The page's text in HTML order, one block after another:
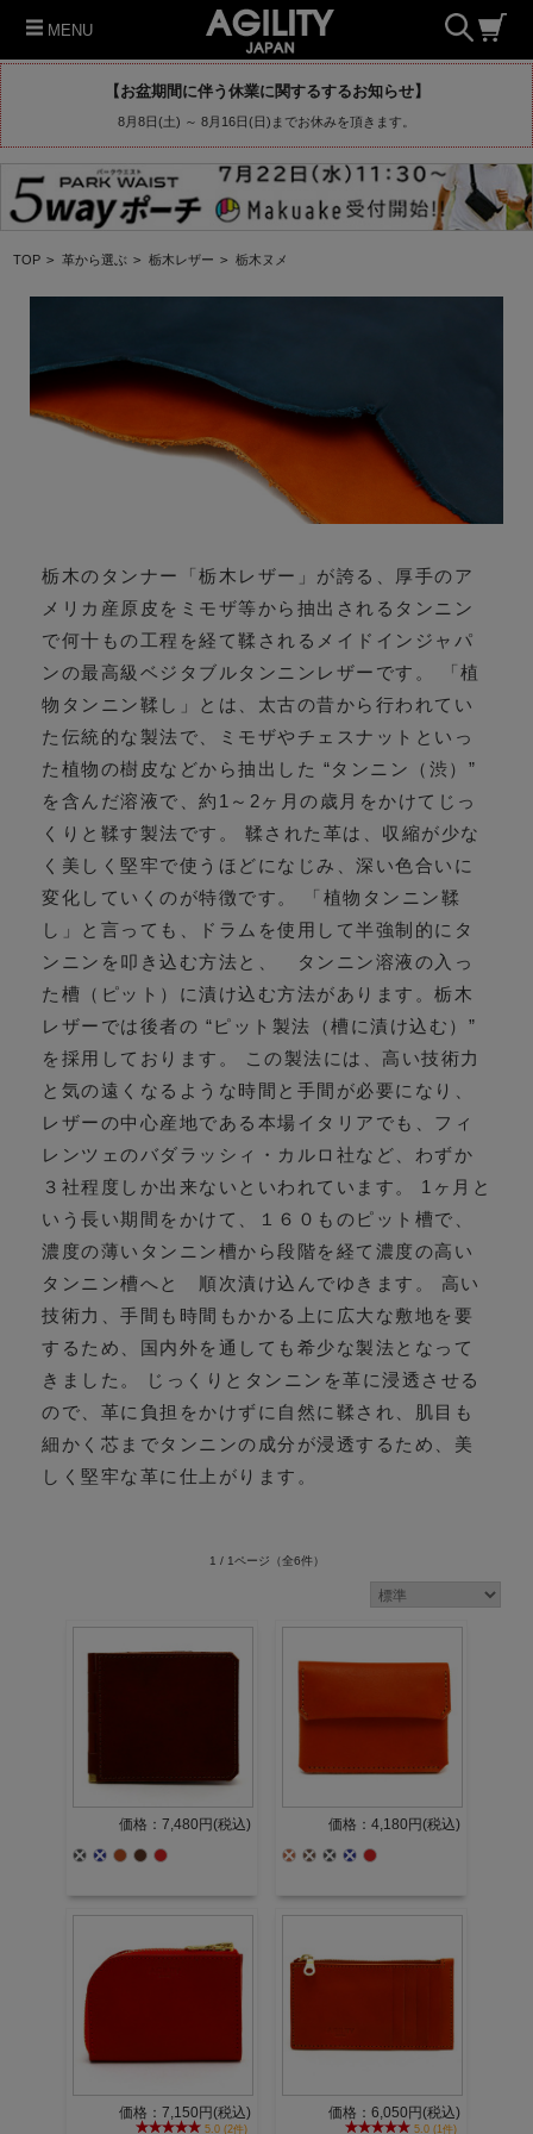
MENU
【お盆期間に伴う休業に関するするお知らせ】
8月8日(土) ～ 8月16日(日)までお休みを頂きます。
TOP > 革から選ぶ > 栃木レザー > 栃木ヌメ
栃木のタンナー「栃木レザー」が誇る、厚手のア
メリカ産原皮をミモザ等から抽出されるタンニン
で何十もの工程を経て鞣されるメイドインジャパ
ンの最高級ベジタブルタンニンレザーです。 「植
物タンニン鞣し」とは、太古の昔から行われてい
た伝統的な製法で、ミモザやチェスナットといっ
た植物の樹皮などから抽出した “タンニン（渋）”
を含んだ溶液で、約1～2ヶ月の歳月をかけてじっ
くりと鞣す製法です。 鞣された革は、収縮が少な
く美しく堅牢で使うほどになじみ、深い色合いに
変化していくのが特徴です。 「植物タンニン鞣
し」と言っても、ドラムを使用して半強制的にタ
ンニンを叩き込む方法と、 タンニン溶液の入っ
た槽（ピット）に漬け込む方法があります。栃木
レザーでは後者の “ピット製法（槽に漬け込む）”
を採用しております。 この製法には、高い技術力
と気の遠くなるような時間と手間が必要になり、
レザーの中心産地である本場イタリアでも、フィ
レンツェのバダラッシィ・カルロ社など、わずか
３社程度しか出来ないといわれています。 1ヶ月と
いう長い期間をかけて、１６０ものピット槽で、
濃度の薄いタンニン槽から段階を経て濃度の高い
タンニン槽へと 順次漬け込んでゆきます。 高い
技術力、手間も時間もかかる上に広大な敷地を要
するため、国内外を通しても希少な製法となって
きました。 じっくりとタンニンを革に浸透させる
ので、革に負担をかけずに自然に鞣され、肌目も
細かく芯までタンニンの成分が浸透するため、美
しく堅牢な革に仕上がります。
1 / 1ページ （全6件）
価格：7,480円(税込) 価格：4,180円(税込)
価格：7,150円(税込)
5.0 (2件)
価格：6,050円(税込)
5.0 (1件)